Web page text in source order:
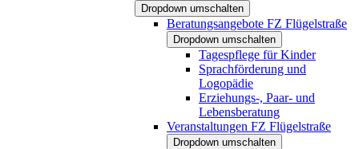
Dropdown umschalten
Beratungsangebote FZ Flügelstraße
Dropdown umschalten
Tagespflege für Kinder
Sprachförderung und
Logopädie
Erziehungs-, Paar- und
Lebensberatung
Veranstaltungen FZ Flügelstraße
Dropdown umschalten